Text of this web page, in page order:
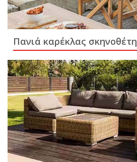
Πανιά καρέκλας σκηνοθέτη